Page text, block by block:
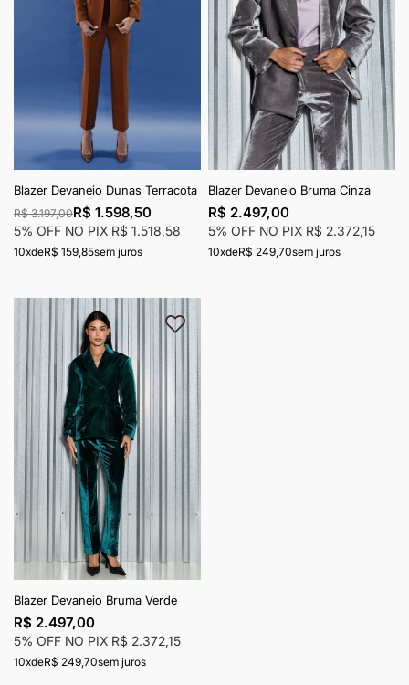
Blazer Devaneio Dunas Terracota
R$ 3.197,00R$ 1.598,50
5% OFF NO PIX R$ 1.518,58
10xdeR$ 159,85sem juros
Blazer Devaneio Bruma Cinza
R$ 2.497,00
5% OFF NO PIX R$ 2.372,15
10xdeR$ 249,70sem juros
Blazer Devaneio Bruma Verde
R$ 2.497,00
5% OFF NO PIX R$ 2.372,15
10xdeR$ 249,70sem juros
Adicionar à lista de desejos